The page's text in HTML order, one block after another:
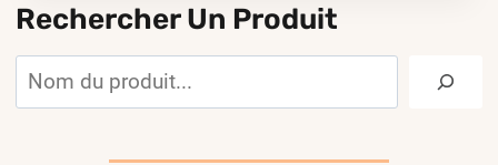
Rechercher Un Produit
Rechercher